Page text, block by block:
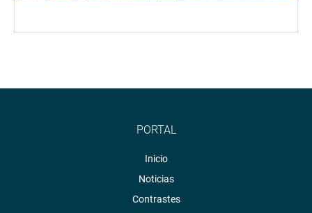
PORTAL
Inicio
Noticias
Contrastes